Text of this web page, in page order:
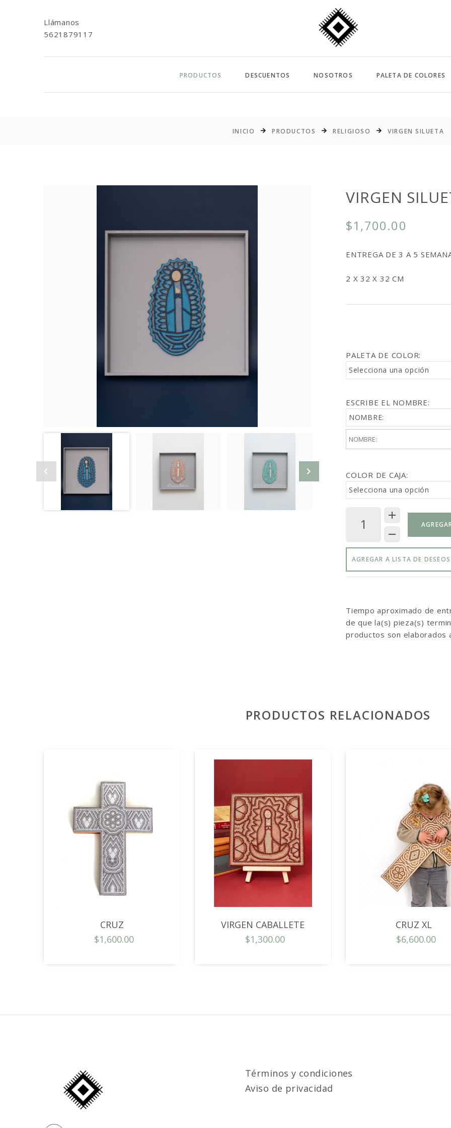
Llámanos
5621879117
PRODUCTOS DESCUENTOS NOSOTROS PALETA DE COLORES
INICIO PRODUCTOS RELIGIOSO VIRGEN SILUETA
VIRGEN
$1,700.00
ENTREGA DE 3 A 5
2 X 32 X 32 CM
PALETA DE COLOR:
Selecciona una opción
ESCRIBE EL NOMBRE:
NOMBRE:
COLOR DE CAJA:
Selecciona una opción
AGREGAR A LISTA DE DESEOS
Tiempo aproximado de
de que la(s) pieza(s)
productos son elaborados
PRODUCTOS RELACIONADOS
CRUZ
$1,600.00
VIRGEN CABALLETE
$1,300.00
CRUZ XL
$6,600.00
Términos y condiciones
Aviso de privacidad